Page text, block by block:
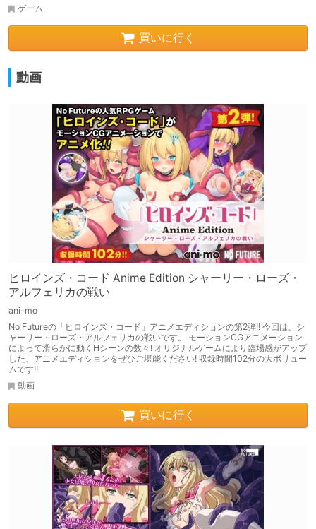
ゲーム
買いに行く
動画
ヒロインズ・コード Anime Edition シャーリー・ローズ・
アルフェリカの戦い
ani-mo
No Futureの「ヒロインズ・コード」アニメエディションの第2弾!! 今回は、シ
ャーリー・ローズ・アルフェリカの戦いです。 モーションCGアニメーション
によって滑らかに動くHシーンの数々! オリジナルゲームにより臨場感がアップ
した、アニメエディションをぜひご堪能ください! 収録時間102分の大ボリュー
ムです!!
動画
買いに行く